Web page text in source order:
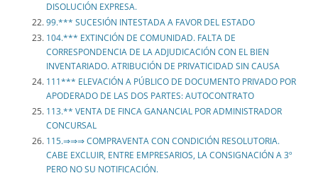
DISOLUCIÓN EXPRESA.
99.*** SUCESIÓN INTESTADA A FAVOR DEL ESTADO
104.*** EXTINCIÓN DE COMUNIDAD. FALTA DE
CORRESPONDENCIA DE LA ADJUDICACIÓN CON EL BIEN
INVENTARIADO. ATRIBUCIÓN DE PRIVATICIDAD SIN CAUSA
111*** ELEVACIÓN A PÚBLICO DE DOCUMENTO PRIVADO POR
APODERADO DE LAS DOS PARTES: AUTOCONTRATO
113.** VENTA DE FINCA GANANCIAL POR ADMINISTRADOR
CONCURSAL
115.⇒⇒⇒ COMPRAVENTA CON CONDICIÓN RESOLUTORIA.
CABE EXCLUIR, ENTRE EMPRESARIOS, LA CONSIGNACIÓN A 3º
PERO NO SU NOTIFICACIÓN.